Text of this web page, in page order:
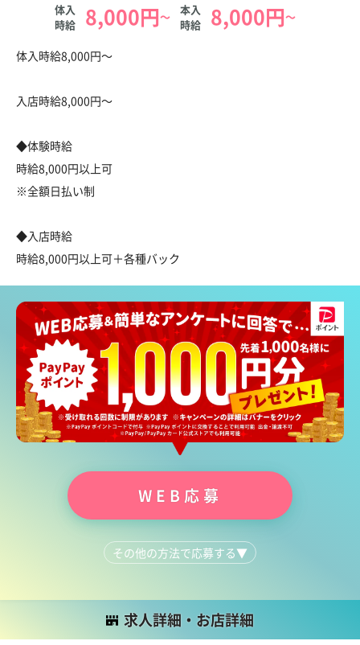
体入
時給
8,000円～
本入
時給
8,000円～
お給料について
体入時給8,000円～
入店時給8,000円～
◆体験時給
時給8,000円以上可
※全額日払い制
◆入店時給
時給8,000円以上可＋各種バック
WEB応募
その他の方法で応募する▼
LINEで質問する 052-681-9360
求人詳細・お店詳細